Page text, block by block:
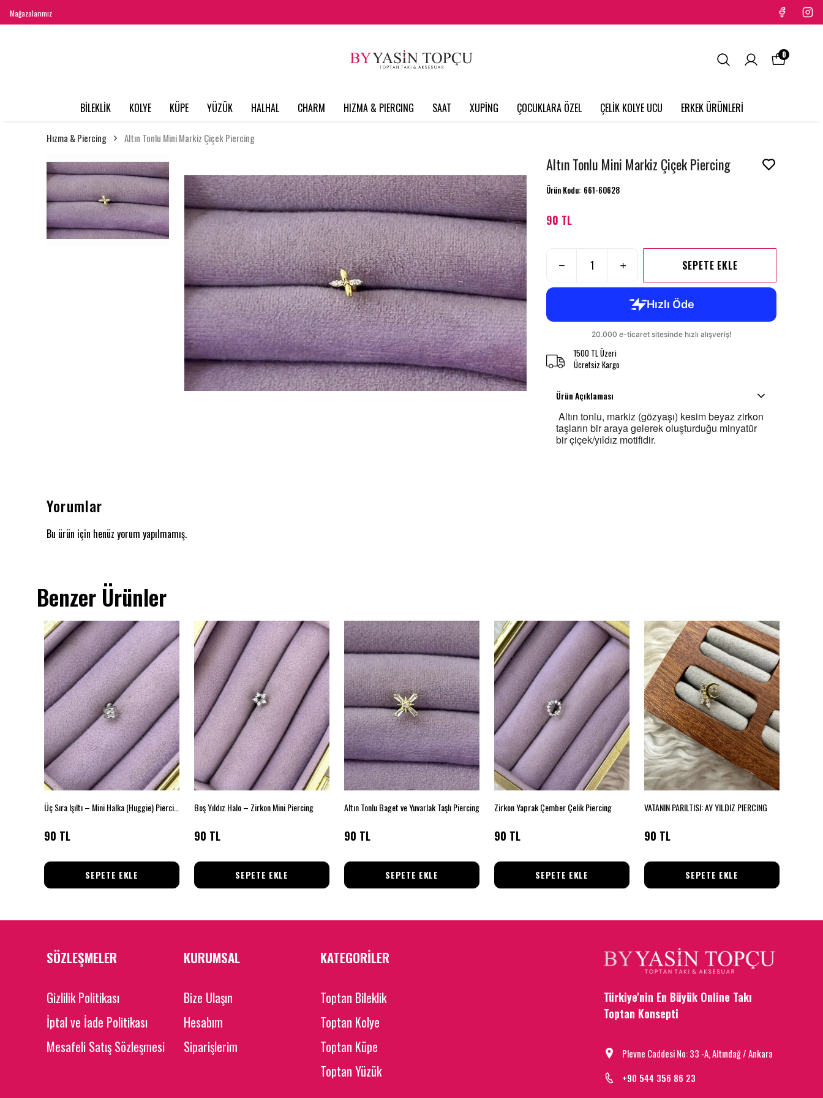
Mağazalarımız
BİLEKLİK KOLYE KÜPE YÜZÜK HALHAL CHARM HIZMA & PIERCING SAAT XUPİNG ÇOCUKLARA ÖZEL ÇELİK KOLYE UCU ERKEK ÜRÜNLERİ
0
Hızma & Piercing Altın Tonlu Mini Markiz Çiçek Piercing
Altın Tonlu Mini Markiz Çiçek Piercing
Ürün Kodu: 661-60628
90 TL
SEPETE EKLE
1500 TL Üzeri
Ücretsiz Kargo
Ürün Açıklaması
Altın tonlu, markiz (gözyaşı) kesim beyaz zirkon
taşların bir araya gelerek oluşturduğu minyatür
bir çiçek/yıldız motifidir.
Yorumlar
Bu ürün için henüz yorum yapılmamış.
Benzer Ürünler
90 TL
SEPETE EKLE
Boş Yıldız Halo – Zirkon Mini Piercing
90 TL
SEPETE EKLE
Altın Tonlu Baget ve Yuvarlak Taşlı Piercing
90 TL
SEPETE EKLE
Zirkon Yaprak Çember Çelik Piercing
90 TL
SEPETE EKLE
VATANIN PARILTISI: AY YILDIZ PIERCING
90 TL
SEPETE EKLE
SÖZLEŞMELER
Gizlilik Politikası
İptal ve İade Politikası
Mesafeli Satış Sözleşmesi
KURUMSAL
Bize Ulaşın
Hesabım
Siparişlerim
KATEGORİLER
Toptan Bileklik
Toptan Kolye
Toptan Küpe
Toptan Yüzük
Türkiye'nin En Büyük Online Takı
Toptan Konsepti
Plevne Caddesi No: 33 -A, Altındağ / Ankara
+90 544 356 86 23